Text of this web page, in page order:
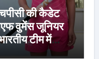
की कैडेट
वुमेंस जूनियर
टीम में